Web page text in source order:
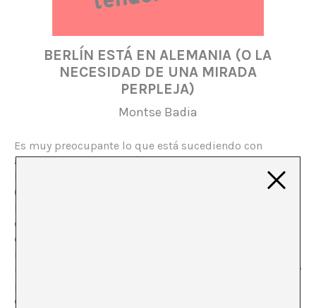
BERLÍN ESTÁ EN ALEMANIA (O LA
NECESIDAD DE UNA MIRADA
PERPLEJA)
Montse Badia
Es muy preocupante lo que está sucediendo con
algunas estructuras artísticas de Barcelona que hasta
hace muy poco ejercían un papel clave en el apoyo a la
(llamémosla) creación joven. Es el caso del Espai 13 de
la Fundación Joan Miró que recientemente ha cedido su
espacio a las producciones de los alumnos de una
escuela de arte (una escuela de calidad como Le
Fresnoy, pero una escuela al fín y al cabo) o Montcada,
un espacio ahora diluído en el contexto de Caixaforum y
probablemente llamado a desaparecer silenciosamente
en una o dos temporadas más…